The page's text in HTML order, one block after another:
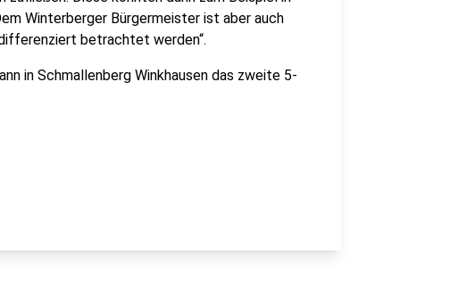
Winterberger Bürgermeister ist aber auch
betrachtet werden“.
in Schmallenberg Winkhausen das zweite 5-